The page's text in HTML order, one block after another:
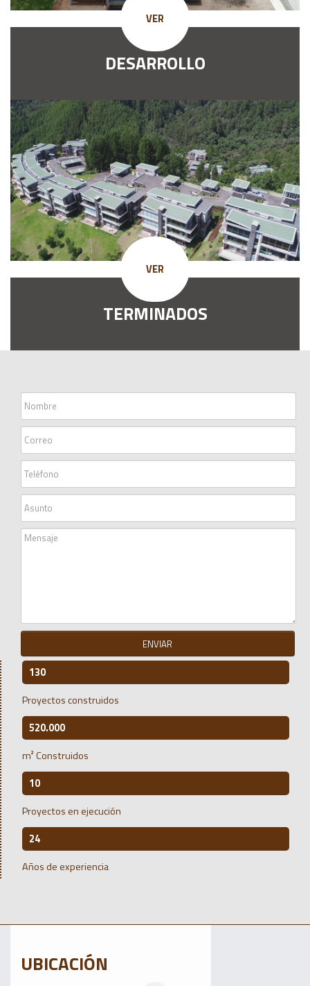
VER
DESARROLLO
VER
TERMINADOS
ENVIAR
130
Proyectos construidos
520.000
m² Construidos
10
Proyectos en ejecución
24
Años de experiencia
UBICACIÓN